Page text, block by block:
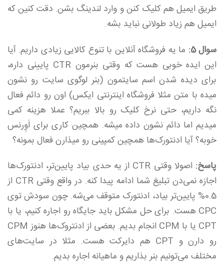
طریق ایمیل هم کلیک کنن و وارد لندینگ بشن. دقت کنین که
ایمیل هم زیاد طولانی نباید بشه.
سوال 5:
ما یه فروشگاه آنلاین با تنوع کالایی زیادی داریم. آیا
این ایده خوبی هست که وقتی بنرمون CTR پایینی داره،
برای دیده شدن اسم سایتمون (بنر لوگوی سایت رو نشون
میده با متن مثلا فروشگاه اینترنتی ایکس) اون رو دائم فعال
نگه داریم، حتی نرخ کلیک رو بالا ببریم؟ عملا هزینه کمی
میدیم اما دائم نشون داده میشه. همچین کاری برای اَوِرنس
خوبه؟ آیا ادنتورک‌ها همچین کمپینی رو میذارن فعال بمونه؟
پاسخ:
اصولا وقتی CTR از یه حدی بیاد پایین‌تر، ادنتورک‌ها
اجازه نمی‌دن تبلیغ شما ادامه پیدا کنه. در واقع وقتی CTR از
0.5% پایین‌تر بیاد، ادنتورک متوقف می‌شه. چون سودش توی
CPC هست. برای حل مشکل باید جایگاه رو اجاره کنیم، یا با
CPT یا با CPM انجام ‌بدیم. بعضی از ادنتروک‌ها هنوز CPM
رو دارن و CPT هم دایرکت هست. مثلا در سایت‌های
مختلف می‌تونیم بنر بذاریم و ماهیانه اجاره بدیم.